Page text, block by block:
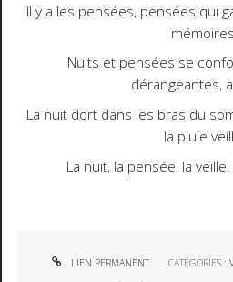
Il y a les pensées, pensées qui
Nuits et pensées se
dérangeantes,
La nuit dort dans les bras du
la pluie
La nuit, la pensée, la
LIEN PERMANENT CATÉGORIES :